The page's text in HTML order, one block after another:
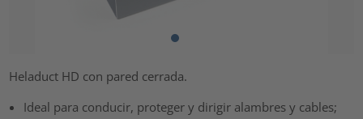
Heladuct HD con pared cerrada.
Ideal para conducir, proteger y dirigir alambres y cables;